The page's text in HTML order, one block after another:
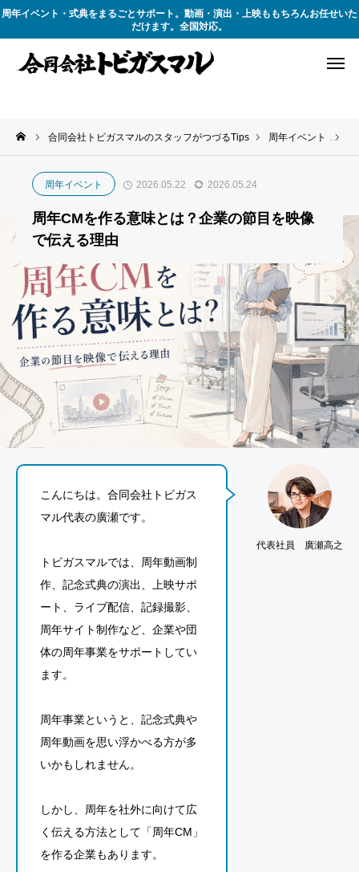
周年イベント・式典をまるごとサポート。動画・演出・上映ももちろんお任せいた
だけます。全国対応。
合同会社トビガスマルのスタッフがつづるTips 周年イベント
周年イベント 2026.05.22 2026.05.24
周年CMを作る意味とは？企業の節目を映像
で伝える理由
代表社員 廣瀬高之
こんにちは。合同会社トビガス
マル代表の廣瀬です。
トビガスマルでは、周年動画制
作、記念式典の演出、上映サポ
ート、ライブ配信、記録撮影、
周年サイト制作など、企業や団
体の周年事業をサポートしてい
ます。
周年事業というと、記念式典や
周年動画を思い浮かべる方が多
いかもしれません。
しかし、周年を社外に向けて広
く伝える方法として「周年CM」
を作る企業もあります。